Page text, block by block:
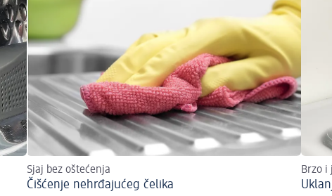
Sjaj bez oštećenja
Čišćenje nehrđajućeg čelika
Brzo i